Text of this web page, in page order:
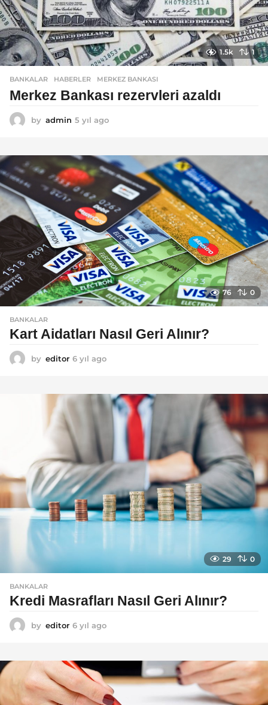
1.5k 1
BANKALAR ,HABERLER MERKEZ BANKASI
Merkez Bankası rezervleri azaldı
by admin 5 yıl ago
l
a
g
o
76 0
BANKALAR
Kart Aidatları Nasıl Geri Alınır?
by editor 6 yıl ago
l
a
29 0
BANKALAR
Kredi Masrafları Nasıl Geri Alınır?
by editor 6 yıl ago
l
g
o